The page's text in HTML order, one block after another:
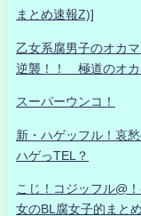
まとめ速報Z)]
乙女系腐男子のオカ
逆襲！！ 極道のオカ
スーパーウンコ！
新・ハゲッフル！哀
ハゲっTEL？
こじ！コジッフル@
女のBL腐女子的まと